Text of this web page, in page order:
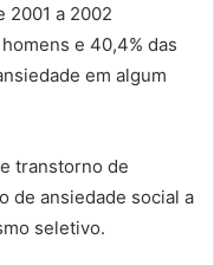
2001 a 2002
e 40,4% das
em algum
transtorno de
de ansiedade social a
seletivo.